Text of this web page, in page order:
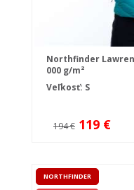
Northfinder
000 g/m²
Veľkosť: S
194 € 119 €
NORTHFINDER